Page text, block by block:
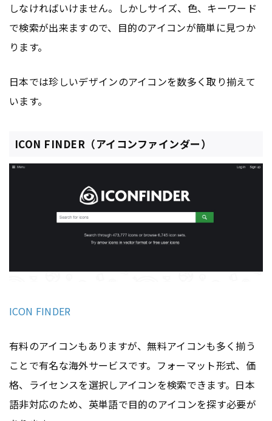
しなければいけません。しかしサイズ、色、キーワード
で検索が出来ますので、目的のアイコンが簡単に見つか
ります。
日本では珍しいデザインのアイコンを数多く取り揃えて
います。
ICON FINDER（アイコンファインダー）
ICON FINDER
有料のアイコンもありますが、無料アイコンも多く揃う
ことで有名な海外サービスです。フォーマット形式、価
格、ライセンスを選択しアイコンを検索できます。日本
語非対応のため、英単語で目的のアイコンを探す必要が